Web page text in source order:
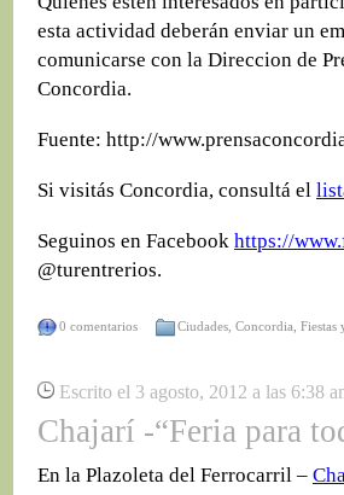
esta actividad deberán enviar un
comunicarse con la Direccion de
Concordia.
Fuente: http://
Si visitás Concordia, consultá el
Seguinos en Facebook https://
@turentrerios.
0 comentarios Ciudades Concordia Fiestas
Escrito el 3 agosto, 2012 a las 6:38
Chajarí -“Feria para
En la Plazoleta del Ferrocarril –